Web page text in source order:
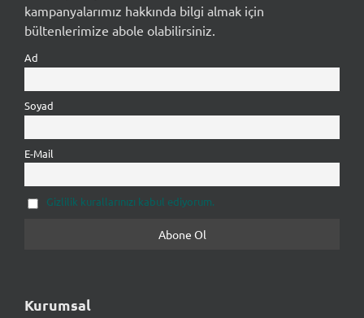
kampanyalarımız hakkında bilgi almak için
bültenlerimize abole olabilirsiniz.
Ad
Soyad
E-Mail
Gizlilik kurallarınızı kabul ediyorum.
Kurumsal